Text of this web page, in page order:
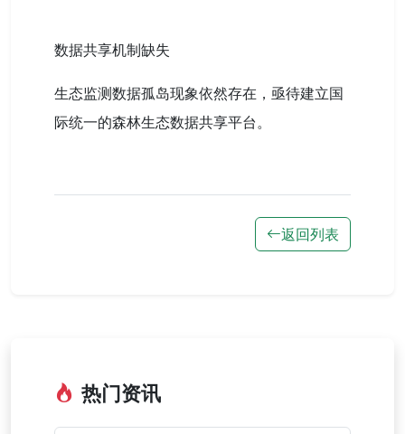
数据共享机制缺失
生态监测数据孤岛现象依然存在，亟待建立国
际统一的森林生态数据共享平台。
返回列表
热门资讯